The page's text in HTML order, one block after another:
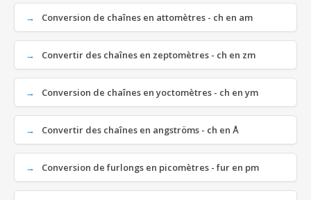
Conversion de chaînes en attomètres - ch en am
Convertir des chaînes en zeptomètres - ch en zm
Conversion de chaînes en yoctomètres - ch en ym
Convertir des chaînes en angströms - ch en Å
Conversion de furlongs en picomètres - fur en pm